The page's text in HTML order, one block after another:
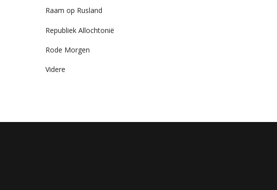
Raam op Rusland
Republiek Allochtonië
Rode Morgen
Videre